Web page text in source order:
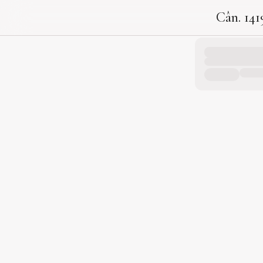
Cân.